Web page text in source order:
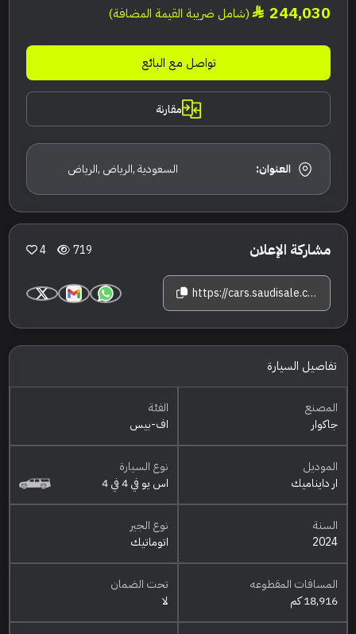
244,030 (شامل ضريبة القيمة المضافة)
تواصل مع البائع
مقارنة
العنوان: السعودية ,الرياض ,الرياض
مشاركة الإعلان 719
4
https://cars.saudisale.com/listings/ZUm06u/2024-%D8%AC%D8%A7%D9%83%D9%88%D8%A7%D8%B1-%D8%A7%D9%81-%D8%A8%D9%8A%D8%B3-%D8%A7%D8%B1-%D8%AF%D8%A7%D9%8A%D9%86%D8%A7%D9%85%D9%8A%D9%83
تفاصيل السيارة
المصنع
جاكوار
الفئة
اف-بيس
الموديل
ار دايناميك
نوع السيارة
اس يو في 4 في 4
السنة
2024
نوع الجير
اتوماتيك
المسافات المقطوعه
18,916 كم
تحت الضمان
لا